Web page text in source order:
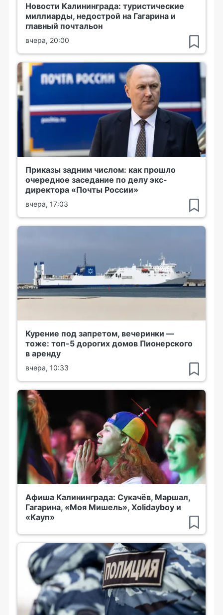
Новости Калининграда: туристические
миллиарды, недострой на Гагарина и
главный почтальон
вчера, 20:00
Приказы задним числом: как прошло
очередное заседание по делу экс-
директора «Почты России»
вчера, 17:03
Курение под запретом, вечеринки —
тоже: топ-5 дорогих домов Пионерского
в аренду
вчера, 10:33
Афиша Калининграда: Сукачёв, Маршал,
Гагарина, «Моя Мишель», Xolidayboy и
«Кауп»